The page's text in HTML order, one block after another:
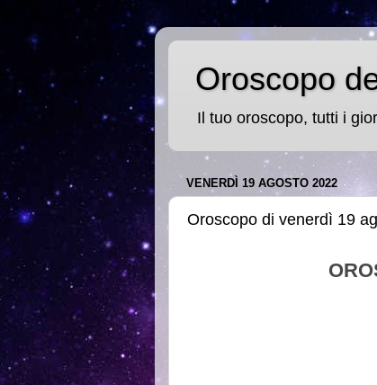
Oroscopo
Il tuo oroscopo, tutti i
VENERDÌ 19 AGOSTO 2022
Oroscopo di venerdì 19